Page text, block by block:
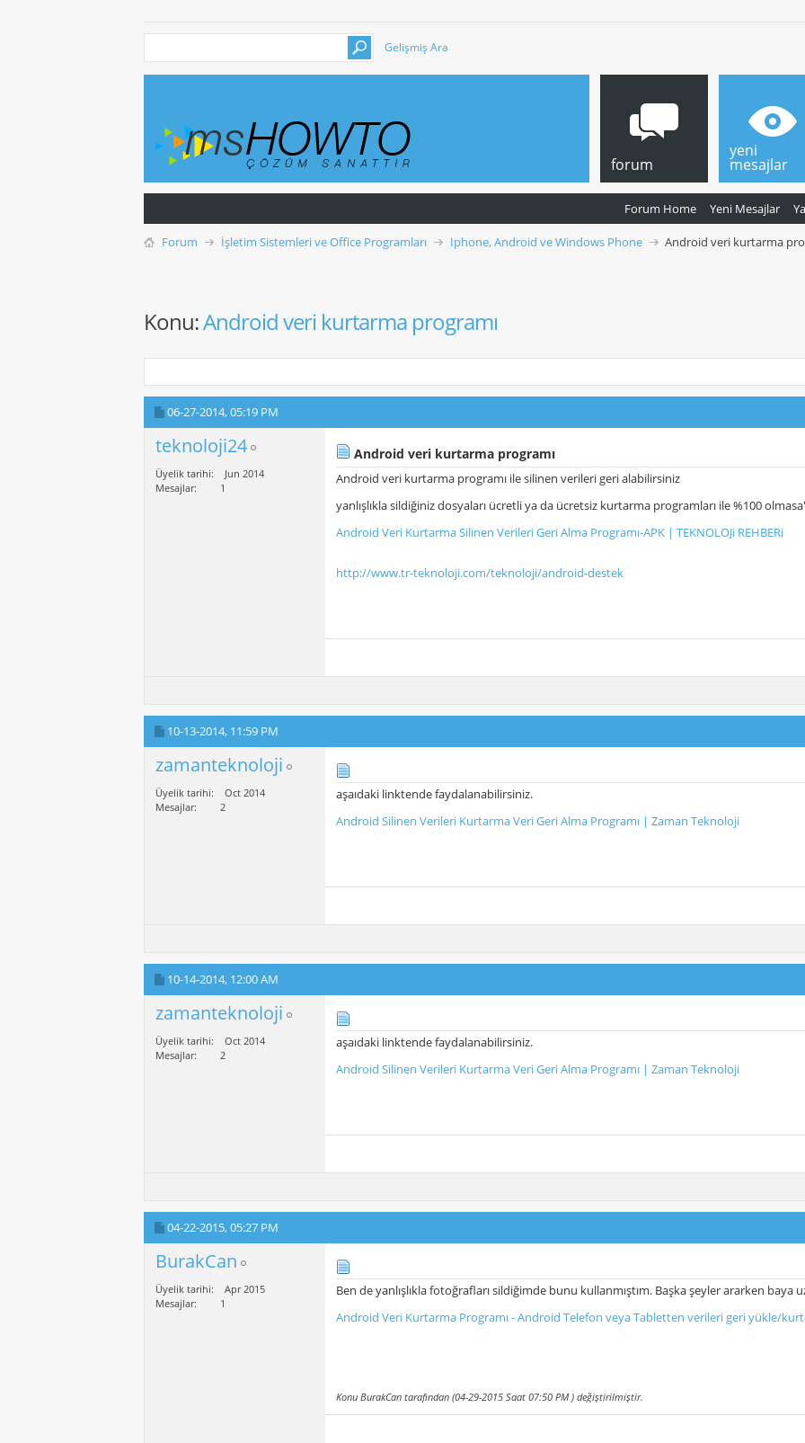
Gelişmiş Ara
forum
Forum Home Yeni Mesajlar
yeni
mesajlar
Forum İşletim Sistemleri ve Office Programları Iphone, Android ve Windows Phone Android veri kurtarma
Konu:Android veri kurtarma programı
06-27-2014,05:19 PM
teknoloji24
Üyelik tarihi
Jun 2014
Mesajlar
1
Android veri kurtarma programı
Android veri kurtarma programı ile silinen verileri geri alabilirsiniz
yanlışlıkla sildiğiniz dosyaları ücretli ya da ücretsiz kurtarma programları ile %100
Android Veri Kurtarma Silinen Verileri Geri Alma Programı-APK | TEKNOLOJi REHBERi
http://www.tr-teknoloji.com/teknoloji/android-destek
10-13-2014, 11:59 PM
zamanteknoloji
Üyelik tarihi
Oct 2014
Mesajlar
2
aşaıdaki linktende faydalanabilirsiniz.
Android Silinen Verileri Kurtarma Veri Geri Alma Programı | Zaman Teknoloji
10-14-2014, 12:00 AM
zamanteknoloji
Üyelik tarihi
Oct 2014
Mesajlar
2
aşaıdaki linktende faydalanabilirsiniz.
Android Silinen Verileri Kurtarma Veri Geri Alma Programı | Zaman Teknoloji
04-22-2015,05:27 PM
BurakCan
Üyelik tarihi
Apr 2015
Mesajlar
1
Ben de yanlışlıkla fotoğrafları sildiğimde bunu kullanmıştım. Başka şeyler ararken
Android Veri Kurtarma Programı - Android Telefon veya Tabletten verileri geri yükle/
Konu BurakCan tarafından (04-29-2015 Saat 07:50 PM) değiştirilmiştir.